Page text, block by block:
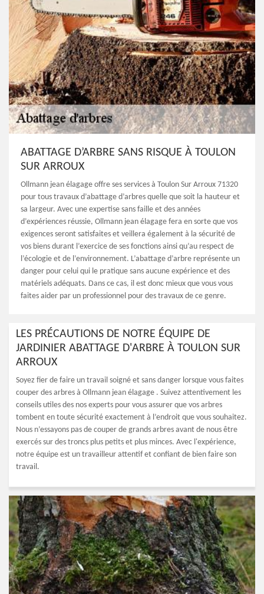
ABATTAGE D’ARBRE SANS RISQUE À TOULON
SUR ARROUX
Ollmann jean élagage offre ses services à Toulon Sur Arroux 71320
pour tous travaux d’abattage d’arbres quelle que soit la hauteur et
sa largeur. Avec une expertise sans faille et des années
d’expériences réussie, Ollmann jean élagage fera en sorte que vos
exigences seront satisfaites et veillera également à la sécurité de
vos biens durant l’exercice de ses fonctions ainsi qu’au respect de
l’écologie et de l’environnement. L’abattage d’arbre représente un
danger pour celui qui le pratique sans aucune expérience et des
matériels adéquats. Dans ce cas, il est donc mieux que vous vous
faites aider par un professionnel pour des travaux de ce genre.
LES PRÉCAUTIONS DE NOTRE ÉQUIPE DE
JARDINIER ABATTAGE D'ARBRE À TOULON SUR
ARROUX
Soyez fier de faire un travail soigné et sans danger lorsque vous faites
couper des arbres à Ollmann jean élagage . Suivez attentivement les
conseils utiles des nos experts pour vous assurer que vos arbres
tombent en toute sécurité exactement à l’endroit que vous souhaitez.
Nous n’essayons pas de couper de grands arbres avant de nous être
exercés sur des troncs plus petits et plus minces. Avec l'expérience,
notre équipe est un travailleur attentif et confiant de bien faire son
travail.